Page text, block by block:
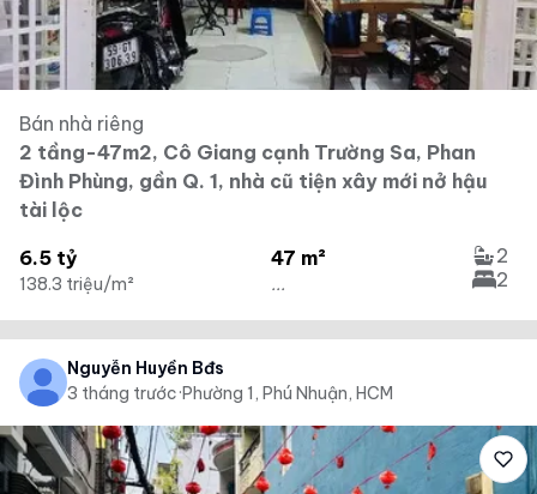
Bán nhà riêng
2 tầng-47m2, Cô Giang cạnh Trường Sa, Phan
Đình Phùng, gần Q. 1, nhà cũ tiện xây mới nở hậu
tài lộc
6.5 tỷ
138.3 triệu/m²
47 m²
...
2
2
Nguyễn Huyền Bđs
3 tháng trước·Phường 1, Phú Nhuận, HCM